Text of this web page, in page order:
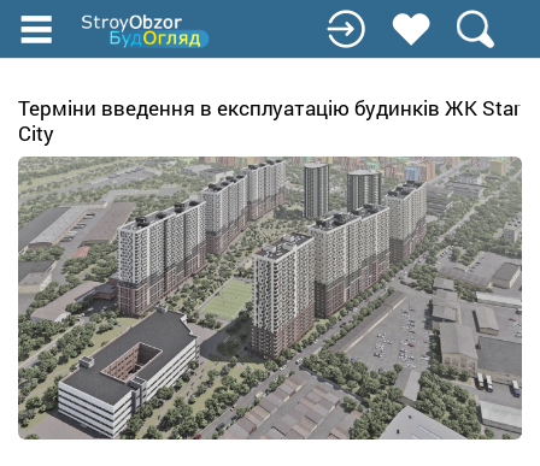
Перейти
до
вмісту
Терміни введення в експлуатацію будинків ЖК Star
City